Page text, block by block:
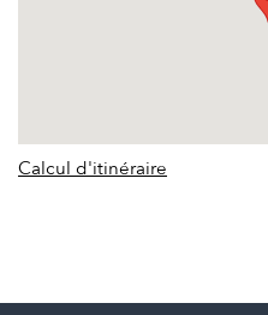
Calcul d'itinéraire